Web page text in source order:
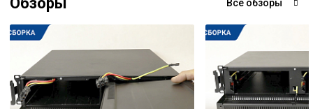
Все обзоры